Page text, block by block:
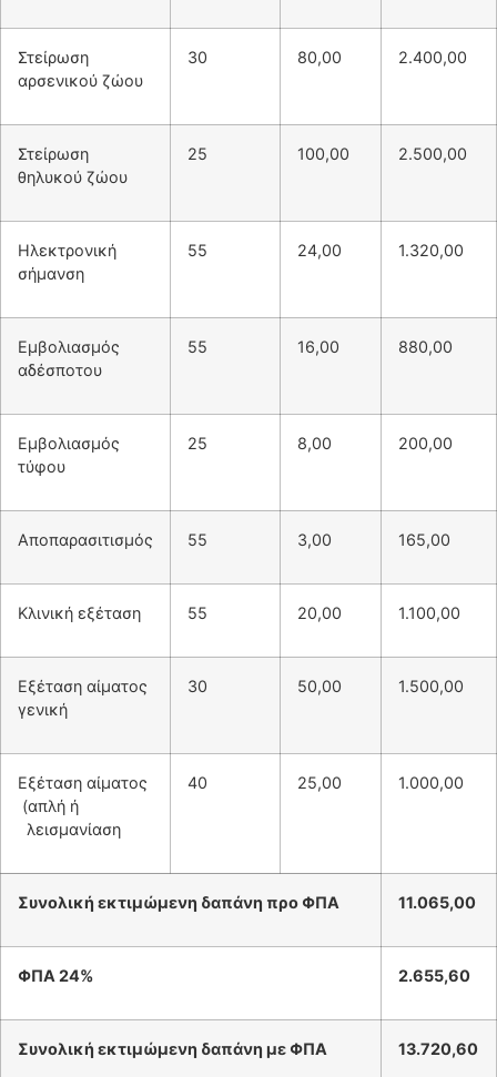
Στείρωση
αρσενικού ζώου
30 80,00 2.400,00
Στείρωση
θηλυκού ζώου
25 100,00 2.500,00
Ηλεκτρονική
σήμανση
55 24,00 1.320,00
Εμβολιασμός
αδέσποτου
55 16,00 880,00
Εμβολιασμός
τύφου
25 8,00 200,00
Αποπαρασιτισμός 55 3,00 165,00
Κλινική εξέταση 55 20,00 1.100,00
Εξέταση αίματος
γενική
30 50,00 1.500,00
Εξέταση αίματος
(απλή ή
λεισμανίαση
40 25,00 1.000,00
Συνολική εκτιμώμενη δαπάνη προ ΦΠΑ 11.065,00
ΦΠΑ 24% 2.655,60
Συνολική εκτιμώμενη δαπάνη με ΦΠΑ 13.720,60